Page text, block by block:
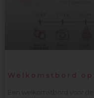
Welkomstbord
Een welkomstbord voor